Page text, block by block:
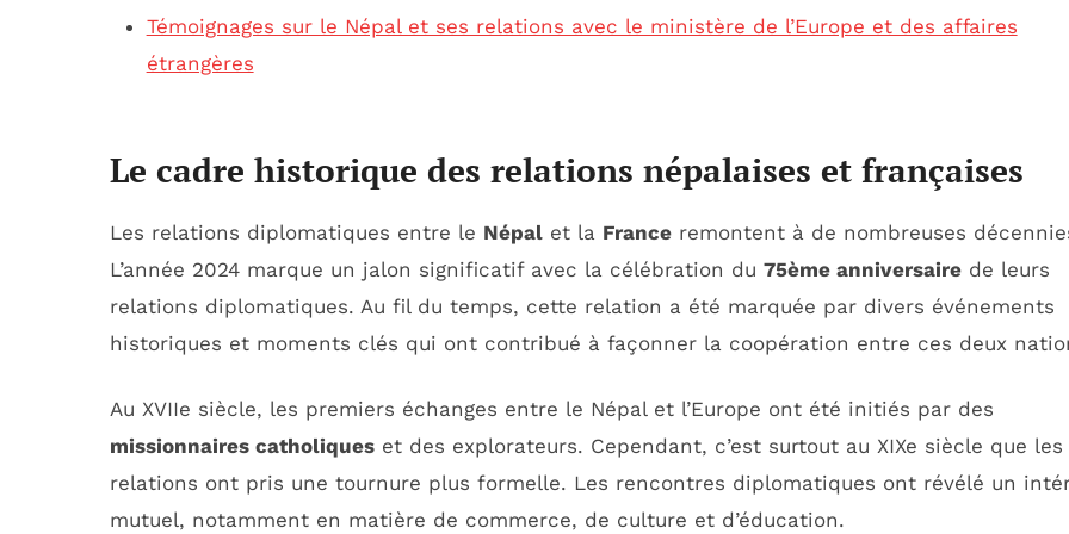
Témoignages sur le Népal et ses relations avec le ministère de l’Europe et des affaires
étrangères
Le cadre historique des relations népalaises et françaises
Les relations diplomatiques entre le Népal et la France remontent à de nombreuses
L’année 2024 marque un jalon significatif avec la célébration du 75ème anniversaire de leurs
relations diplomatiques. Au fil du temps, cette relation a été marquée par divers événements
historiques et moments clés qui ont contribué à façonner la coopération entre ces deux
Au XVIIe siècle, les premiers échanges entre le Népal et l’Europe ont été initiés par des
missionnaires catholiques et des explorateurs. Cependant, c’est surtout au XIXe siècle que les
relations ont pris une tournure plus formelle. Les rencontres diplomatiques ont révélé un
mutuel, notamment en matière de commerce, de culture et d’éducation.